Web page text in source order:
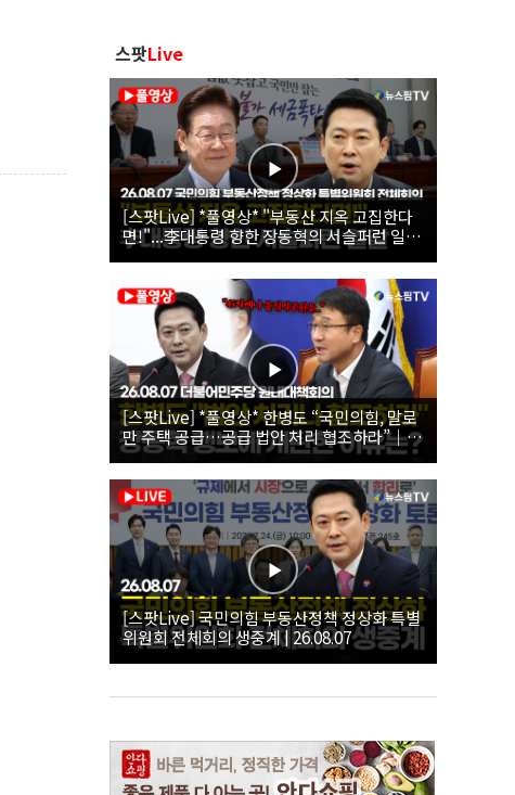
스팟Live
[스팟Live] *풀영상* "부동산 지옥 고집한다
면!"...李대통령 향한 장동혁의 서슬퍼런 일갈
| 26.08.07 국민의힘 부동산정책 정상화 특별
위원회 전체회의
[스팟Live] *풀영상* 한병도 “국민의힘, 말로
만 주택 공급…공급 법안 처리 협조하라”｜
26.08.07 더불어민주당 원내대책회의
[스팟Live] 국민의힘 부동산정책 정상화 특별
위원회 전체회의 생중계 | 26.08.07